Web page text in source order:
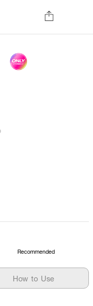
Recommended
How to Use